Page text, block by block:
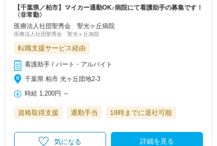
【千葉県／柏市】マイカー通勤OK♪病院にて看護助手の募集です！
〈非常勤〉
医療法人社団聖秀会 聖光ヶ丘病院
医療法人社団聖秀会 聖光ヶ丘病院
転職支援サービス経由
看護助手 / パート・アルバイト
千葉県 柏市 光ヶ丘団地2-3
時給 1,200円 ～
資格取得支援 通勤手当 18時までに退社可能
詳細を見る
気になる